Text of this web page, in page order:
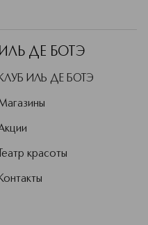
ИЛЬ ДЕ БОТЭ
КЛУБ ИЛЬ ДЕ БОТЭ
Театр красоты
Контакты